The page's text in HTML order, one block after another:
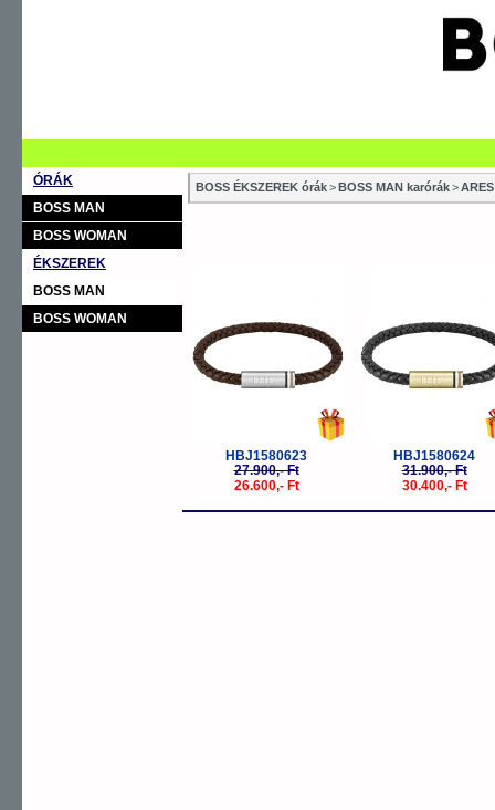
ÓRÁK
BOSS MAN
BOSS WOMAN
ÉKSZEREK
BOSS MAN
BOSS WOMAN
BOSS ÉKSZEREK órák>BOSS MAN karórák>
HBJ1580623
27.900,- Ft
26.600,- Ft
HBJ1580624
31.900,- Ft
30.400,- Ft